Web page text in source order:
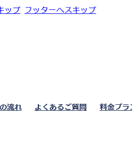
ップ フッターへスキップ
流れ よくあるご質問 料金プラ